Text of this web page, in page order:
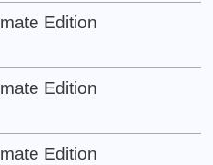
Edition
Edition
Edition